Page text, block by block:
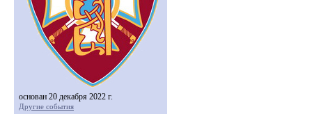
основан 20 декабря 2022 г.
Другие события